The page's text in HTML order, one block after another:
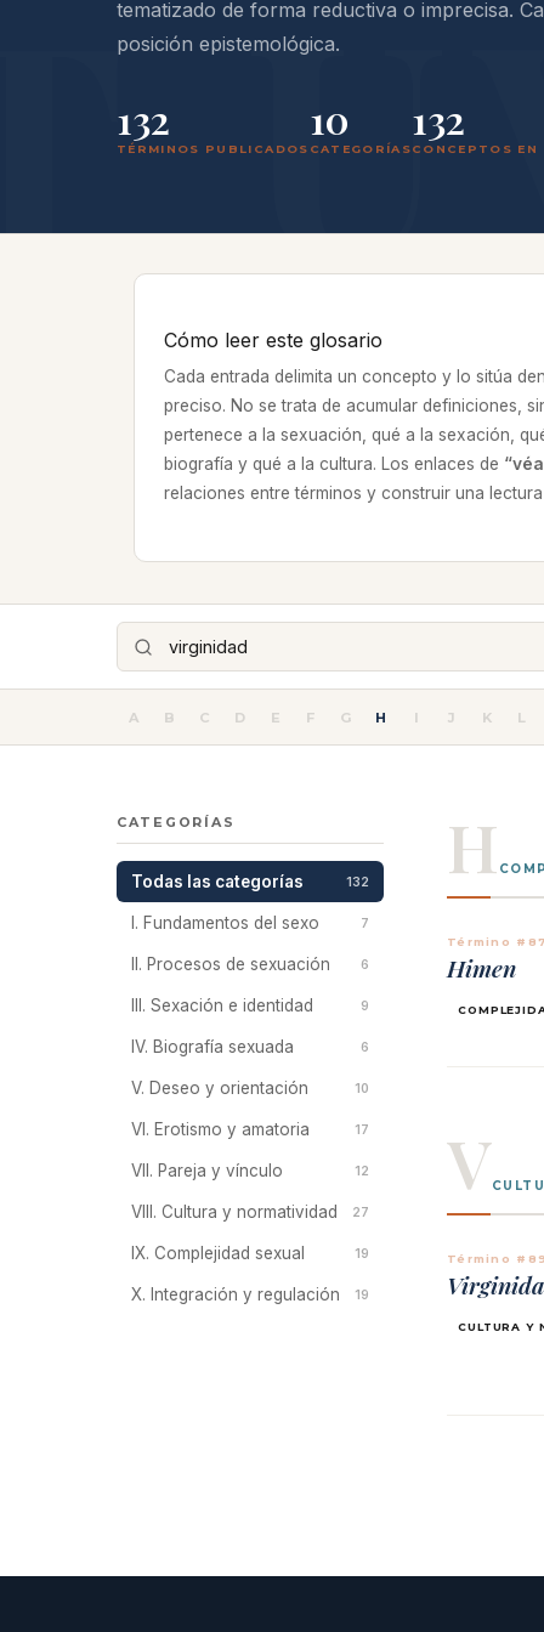
tematizado de forma reductiva o imprecisa.
posición epistemológica.
132
TÉRMINOS PUBLICADOS
10
CATEGORÍAS
132
CONCEPTOS EN
Cómo leer este glosario
Cada entrada delimita un concepto y lo sitúa
preciso. No se trata de acumular definiciones,
pertenece a la sexuación, qué a la sexación,
biografía y qué a la cultura. Los enlaces de
relaciones entre términos y construir una
A B C D E F G H I J K L
CATEGORÍAS
Todas las categorías 132
I. Fundamentos del sexo 7
II. Procesos de sexuación 6
III. Sexación e identidad 9
IV. Biografía sexuada 6
V. Deseo y orientación 10
VI. Erotismo y amatoria 17
VII. Pareja y vínculo 12
VIII. Cultura y normatividad 27
IX. Complejidad sexual 19
X. Integración y regulación 19
H
Término
Himen
V
Término
CULTURA Y